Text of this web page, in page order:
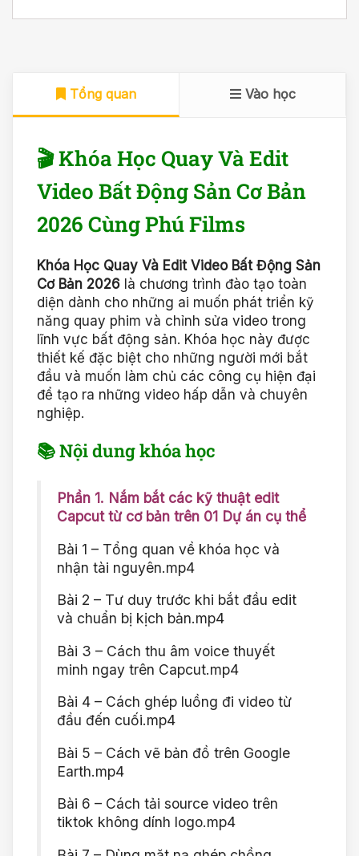
Tổng quan Vào học
🎬 Khóa Học Quay Và Edit
Video Bất Động Sản Cơ Bản
2026 Cùng Phú Films
Khóa Học Quay Và Edit Video Bất Động Sản
Cơ Bản 2026 là chương trình đào tạo toàn
diện dành cho những ai muốn phát triển kỹ
năng quay phim và chỉnh sửa video trong
lĩnh vực bất động sản. Khóa học này được
thiết kế đặc biệt cho những người mới bắt
đầu và muốn làm chủ các công cụ hiện đại
để tạo ra những video hấp dẫn và chuyên
nghiệp.
📚 Nội dung khóa học
Phần 1. Nắm bắt các kỹ thuật edit
Capcut từ cơ bản trên 01 Dự án cụ thể
Bài 1 – Tổng quan về khóa học và
nhận tài nguyên.mp4
Bài 2 – Tư duy trước khi bắt đầu edit
và chuẩn bị kịch bản.mp4
Bài 3 – Cách thu âm voice thuyết
minh ngay trên Capcut.mp4
Bài 4 – Cách ghép luồng đi video từ
đầu đến cuối.mp4
Bài 5 – Cách vẽ bản đồ trên Google
Earth.mp4
Bài 6 – Cách tải source video trên
tiktok không dính logo.mp4